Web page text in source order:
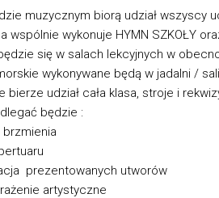
muzycznym biorą udział wszyscy
wspólnie wykonuje HYMN SZKOŁY
się w salach lekcyjnych w
wykonywane będą w jadalni
bierze udział cała klasa, stroje i
będzie :
prezentowanych utworów
artystyczne